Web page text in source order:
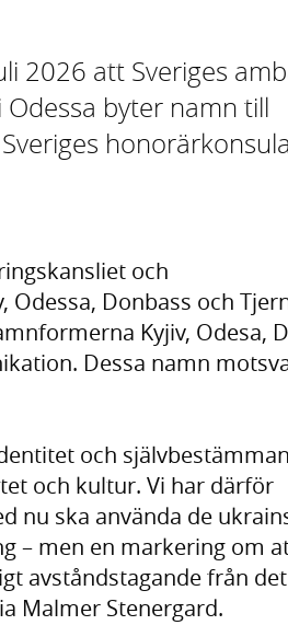
2026 att Sveriges
byter namn till
och
Donbass och
Kyjiv, Odesa,
Dessa namn
och
och kultur. Vi har därför
nu ska använda de
– men en markering om
avståndstagande från
Malmer Stenergard.